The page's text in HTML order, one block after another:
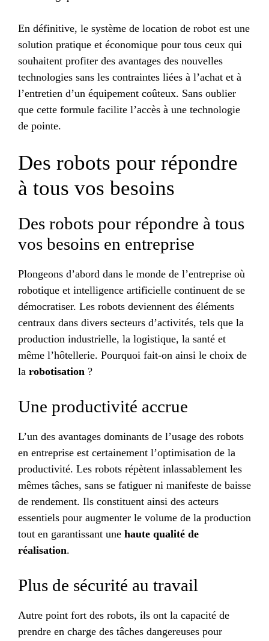
En définitive, le système de location de robot est une
solution pratique et économique pour tous ceux qui
souhaitent profiter des avantages des nouvelles
technologies sans les contraintes liées à l’achat et à
l’entretien d’un équipement coûteux. Sans oublier
que cette formule facilite l’accès à une technologie
de pointe.
Des robots pour répondre
à tous vos besoins
Des robots pour répondre à tous
vos besoins en entreprise
Plongeons d’abord dans le monde de l’entreprise où
robotique et intelligence artificielle continuent de se
démocratiser. Les robots deviennent des éléments
centraux dans divers secteurs d’activités, tels que la
production industrielle, la logistique, la santé et
même l’hôtellerie. Pourquoi fait-on ainsi le choix de
la robotisation ?
Une productivité accrue
L’un des avantages dominants de l’usage des robots
en entreprise est certainement l’optimisation de la
productivité. Les robots répètent inlassablement les
mêmes tâches, sans se fatiguer ni manifeste de baisse
de rendement. Ils constituent ainsi des acteurs
essentiels pour augmenter le volume de la production
tout en garantissant une haute qualité de
réalisation.
Plus de sécurité au travail
Autre point fort des robots, ils ont la capacité de
prendre en charge des tâches dangereuses pour